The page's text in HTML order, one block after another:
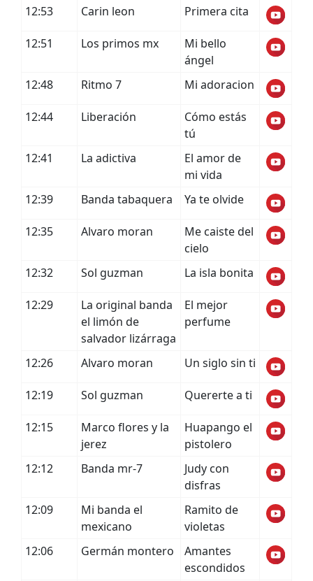
12:53
Carin leon Primera cita
12:51 Los primos mx
Mi bello
ángel
12:48
Ritmo 7 Mi adoracion
12:44 Liberación
Cómo estás
tú
12:41
La adictiva
El amor de
mi vida
12:39
Banda tabaquera Ya te olvide
12:35 Alvaro moran
Me caiste del
cielo
12:32
Sol guzman La isla bonita
12:29
La original banda
el limón de
salvador lizárraga
El mejor
perfume
12:26 Alvaro moran Un siglo sin ti
12:19 Sol guzman Quererte a ti
12:15
Marco flores y la
jerez
Huapango el
pistolero
12:12
Banda mr-7
Judy con
disfras
12:09
Mi banda el
mexicano
Ramito de
violetas
12:06
Germán montero
Amantes
escondidos